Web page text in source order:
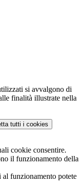
si avvalgono di
finalità illustrate nella
tutti i cookies
cookie consentire.
il funzionamento della
al funzionamento potete